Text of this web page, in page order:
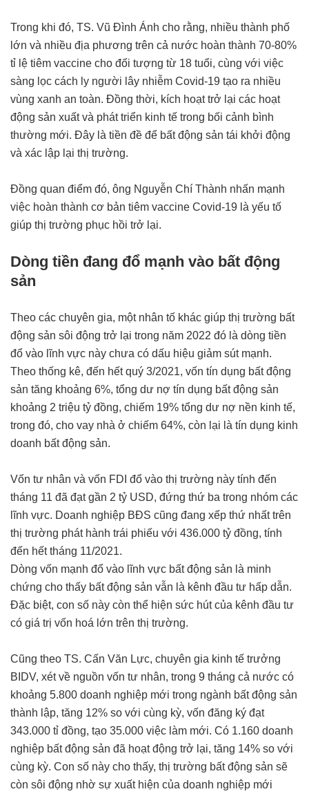
Trong khi đó, TS. Vũ Đình Ánh cho rằng, nhiều thành phố
lớn và nhiều địa phương trên cả nước hoàn thành 70-80%
tỉ lệ tiêm vaccine cho đối tượng từ 18 tuổi, cùng với việc
sàng lọc cách ly người lây nhiễm Covid-19 tạo ra nhiều
vùng xanh an toàn. Đồng thời, kích hoạt trở lại các hoạt
động sản xuất và phát triển kinh tế trong bối cảnh bình
thường mới. Đây là tiền đề để bất động sản tái khởi động
và xác lập lại thị trường.
Đồng quan điểm đó, ông Nguyễn Chí Thành nhấn mạnh
việc hoàn thành cơ bản tiêm vaccine Covid-19 là yếu tố
giúp thị trường phục hồi trở lại.
Dòng tiền đang đổ mạnh vào bất động
sản
Theo các chuyên gia, một nhân tố khác giúp thị trường bất
động sản sôi động trở lại trong năm 2022 đó là dòng tiền
đổ vào lĩnh vực này chưa có dấu hiệu giảm sút mạnh.
Theo thống kê, đến hết quý 3/2021, vốn tín dụng bất động
sản tăng khoảng 6%, tổng dư nợ tín dụng bất động sản
khoảng 2 triệu tỷ đồng, chiếm 19% tổng dư nợ nền kinh tế,
trong đó, cho vay nhà ở chiếm 64%, còn lại là tín dụng kinh
doanh bất động sản.
Vốn tư nhân và vốn FDI đổ vào thị trường này tính đến
tháng 11 đã đạt gần 2 tỷ USD, đứng thứ ba trong nhóm các
lĩnh vực. Doanh nghiệp BĐS cũng đang xếp thứ nhất trên
thị trường phát hành trái phiếu với 436.000 tỷ đồng, tính
đến hết tháng 11/2021.
Dòng vốn mạnh đổ vào lĩnh vực bất động sản là minh
chứng cho thấy bất động sản vẫn là kênh đầu tư hấp dẫn.
Đặc biệt, con số này còn thể hiện sức hút của kênh đầu tư
có giá trị vốn hoá lớn trên thị trường.
Cũng theo TS. Cấn Văn Lực, chuyên gia kinh tế trưởng
BIDV, xét về nguồn vốn tư nhân, trong 9 tháng cả nước có
khoảng 5.800 doanh nghiệp mới trong ngành bất động sản
thành lập, tăng 12% so với cùng kỳ, vốn đăng ký đạt
343.000 tỉ đồng, tạo 35.000 việc làm mới. Có 1.160 doanh
nghiệp bất động sản đã hoạt động trở lại, tăng 14% so với
cùng kỳ. Con số này cho thấy, thị trường bất động sản sẽ
còn sôi động nhờ sự xuất hiện của doanh nghiệp mới